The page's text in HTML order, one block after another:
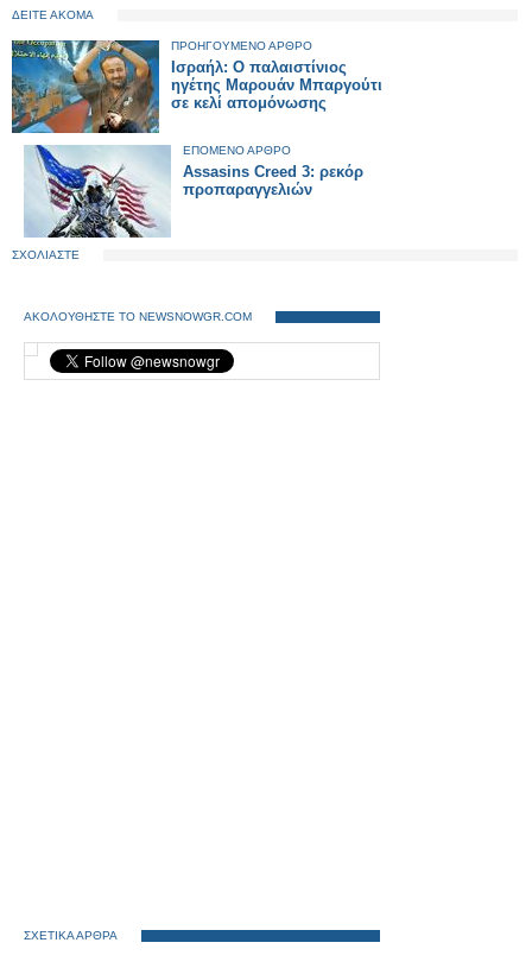
ΔΕΙΤΕ ΑΚΟΜΑ
ΠΡΟΗΓΟΥΜΕΝΟ ΑΡΘΡΟ
Ισραήλ: Ο παλαιστίνιος
ηγέτης Μαρουάν Μπαργούτι
σε κελί απομόνωσης
ΕΠΟΜΕΝΟ ΑΡΘΡΟ
Assasins Creed 3: ρεκόρ
προπαραγγελιών
ΣΧΟΛΙΑΣΤΕ
ΑΚΟΛΟΥΘΗΣΤΕ ΤΟ NEWSNOWGR.COM
ΣΧΕΤΙΚΑ ΑΡΘΡΑ